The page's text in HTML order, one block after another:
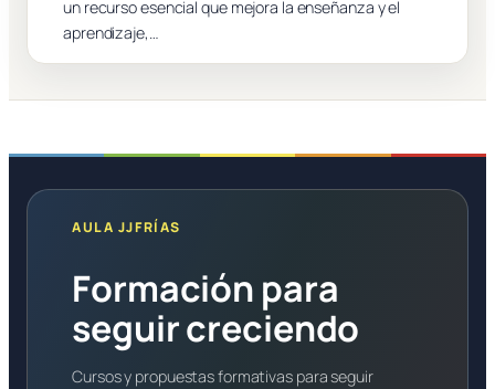
un recurso esencial que mejora la enseñanza y el
aprendizaje,…
AULA JJFRÍAS
Formación para
seguir creciendo
Cursos y propuestas formativas para seguir